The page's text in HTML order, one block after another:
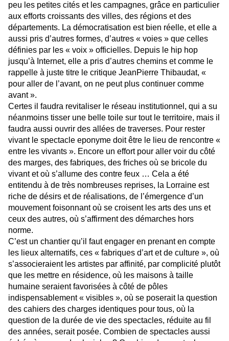
peu les petites cités et les campagnes, grâce en particulier
aux efforts croissants des villes, des régions et des
départements. La démocratisation est bien réelle, et elle a
aussi pris d’autres formes, d’autres « voies » que celles
définies par les « voix » officielles. Depuis le hip hop
jusqu’à Internet, elle a pris d’autres chemins et comme le
rappelle à juste titre le critique JeanPierre Thibaudat, «
pour aller de l’avant, on ne peut plus continuer comme
avant ».
Certes il faudra revitaliser le réseau institutionnel, qui a su
néanmoins tisser une belle toile sur tout le territoire, mais il
faudra aussi ouvrir des allées de traverses. Pour rester
vivant le spectacle eponyme doit être le lieu de rencontre «
entre les vivants ». Encore un effort pour aller voir du côté
des marges, des fabriques, des friches où se bricole du
vivant et où s’allume des contre feux … Cela a été
entitendu à de très nombreuses reprises, la Lorraine est
riche de désirs et de réalisations, de l’émergence d’un
mouvement foisonnant où se croisent les arts des uns et
ceux des autres, où s’affirment des démarches hors
norme.
C’est un chantier qu’il faut engager en prenant en compte
les lieux alternatifs, ces « fabriques d’art et de culture », où
s’associeraient les artistes par affinité, par complicité plutôt
que les mettre en résidence, où les maisons à taille
humaine seraient favorisées à côté de pôles
indispensablement « visibles », où se poserait la question
des cahiers des charges identiques pour tous, où la
question de la durée de vie des spectacles, réduite au fil
des années, serait posée. Combien de spectacles aussi